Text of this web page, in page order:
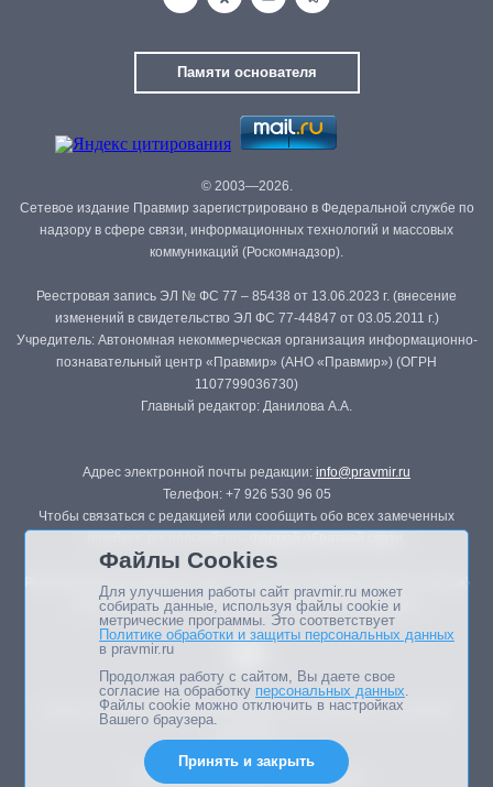
Памяти основателя
© 2003—2026.
Сетевое издание Правмир зарегистрировано в Федеральной службе по
надзору в сфере связи, информационных технологий и массовых
коммуникаций (Роскомнадзор).
Реестровая запись ЭЛ № ФС 77 – 85438 от 13.06.2023 г. (внесение
изменений в свидетельство ЭЛ ФС 77-44847 от 03.05.2011 г.)
Учредитель: Автономная некоммерческая организация информационно-
познавательный центр «Правмир» (АНО «Правмир») (ОГРН
1107799036730)
Главный редактор: Данилова А.А.
Адрес электронной почты редакции: info@pravmir.ru
Телефон: +7 926 530 96 05
Чтобы связаться с редакцией или сообщить обо всех замеченных
Републикация материалов сайта в печатных изданиях (книгах, прессе)
возможна только с письменного разрешения редакции.
Мнение авторов статей портала может не совпадать с позицией
Дизайн сайта -
Файлы Cookies
Для улучшения работы сайт pravmir.ru может
собирать данные, используя файлы cookie и
метрические программы. Это соответствует
Политике обработки и защиты персональных данных
в pravmir.ru
Продолжая работу с сайтом, Вы даете свое
согласие на обработку персональных данных.
Файлы cookie можно отключить в настройках
Вашего браузера.
Принять и закрыть